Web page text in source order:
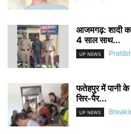
आजमगढ़: शादी
4 साल साथ...
UP NEWS
फतेहपुर में पानी के
सिर-पैर...
UP NEWS